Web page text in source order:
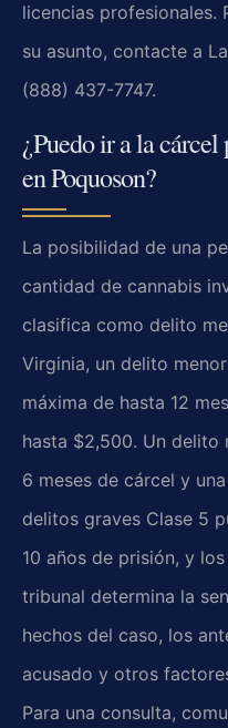
licencias profesionales.
su asunto, contacte a
(888) 437-7747.
¿Puedo ir a la cárcel
en Poquoson?
La posibilidad de una
cantidad de cannabis
clasifica como delito
Virginia, un delito
máxima de hasta 12
hasta $2,500. Un delito
6 meses de cárcel y
delitos graves Clase 5
10 años de prisión, y
tribunal determina la
hechos del caso, los
acusado y otros
Para una consulta,